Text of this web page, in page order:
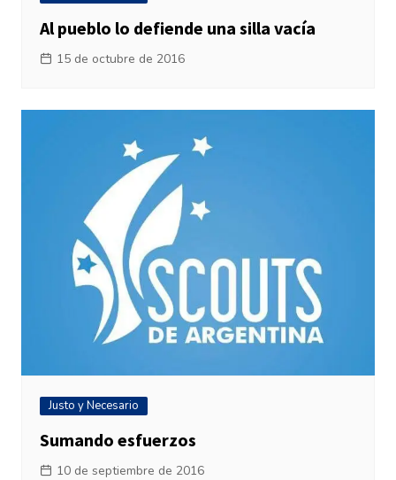
Al pueblo lo defiende una silla vacía
15 de octubre de 2016
Justo y Necesario
Sumando esfuerzos
10 de septiembre de 2016